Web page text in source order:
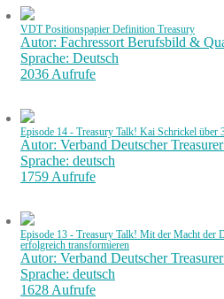
VDT Positionspapier Definition Treasury
Autor: Fachressort Berufsbild &
Sprache: Deutsch
2036 Aufrufe
Episode 14 - Treasury Talk! Kai Schrickel über
Autor: Verband Deutscher
Sprache: deutsch
1759 Aufrufe
Episode 13 - Treasury Talk! Mit der Macht der
erfolgreich transformieren
Autor: Verband Deutscher
Sprache: deutsch
1628 Aufrufe